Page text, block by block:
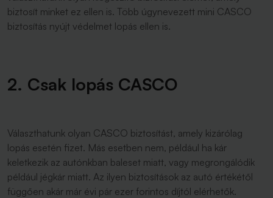
biztosít minket ez ellen is. Több úgynevezett mini CASCO
biztosítás nyújt védelmet lopás ellen is.
2. Csak lopás CASCO
Választhatunk olyan CASCO biztosítást, amely kizárólag
lopás esetén fizet. Más esetben nem, például ha kár
keletkezik az autónkban baleset miatt, vagy megrongálódik
például jégkár miatt. Az ilyen biztosítások az autó értékétől
függően akár már évi pár ezer forintos díjtól elérhetők.